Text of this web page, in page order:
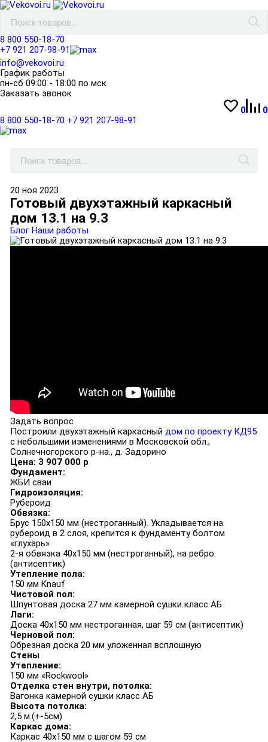
8 800 550-18-70
+7 921 207-98-91
info@vekovoi.ru
График работы
пн-сб 09:00 - 18:00 по мск
Заказать звонок
0
0
8 800 550-18-70 +7 921 207-98-91
20 ноя 2023
Готовый двухэтажный каркасный
дом 13.1 на 9.3
БлогНаши работы
Задать вопрос
Построили двухэтажный каркасный дом по проекту КД95
с небольшими изменениями в Московской обл.,
Солнечногорского р-на., д. Задорино
Цена: 3 907 000 р
Фундамент:
ЖБИ сваи
Гидроизоляция:
Рубероид
Обвязка:
Брус 150х150 мм (нестроганный). Укладывается на
рубероид в 2 слоя, крепится к фундаменту болтом
«глухарь»
2-я обвязка 40х150 мм (нестроганный), на ребро.
(антисептик)
Утепление пола:
150 мм Knauf
Чистовой пол:
Шпунтовая доска 27 мм камерной сушки класс АБ
Лаги:
Доска 40х150 мм нестроганная, шаг 59 см (антисептик)
Черновой пол:
Обрезная доска 20 мм уложенная всплошную
Стены
Утепление:
150 мм «Rockwool»
Отделка стен внутри, потолка:
Вагонка камерной сушки класс АБ
Высота потолка:
2,5 м.(+-5см)
Каркас дома:
Каркас 40х150 мм с шагом 59 см